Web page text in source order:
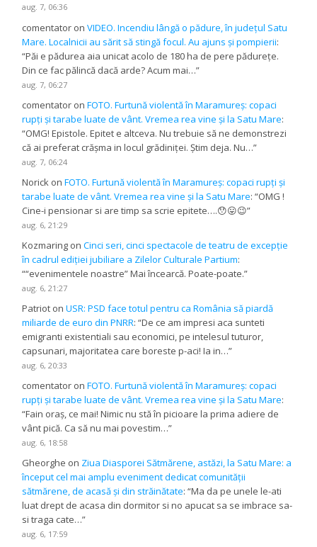
aug. 7, 06:36
comentator onVIDEO. Incendiu lângă o pădure, în județul Satu
Mare. Localnicii au sărit să stingă focul. Au ajuns și pompierii:
“Păi e pădurea aia unicat acolo de 180 ha de pere pădurețe.
Din ce fac pălincă dacă arde? Acum mai…”
aug. 7, 06:27
comentator onFOTO. Furtună violentă în Maramureș: copaci
rupți și tarabe luate de vânt. Vremea rea vine și la Satu Mare:
“OMG! Epistole. Epitet e altceva. Nu trebuie să ne demonstrezi
că ai preferat crășma in locul grădiniței. Știm deja. Nu…”
aug. 7, 06:24
Norick onFOTO. Furtună violentă în Maramureș: copaci rupți și
tarabe luate de vânt. Vremea rea vine și la Satu Mare: “OMG !
Cine-i pensionar si are timp sa scrie epitete….😯😛😉”
aug. 6, 21:29
Kozmaring onCinci seri, cinci spectacole de teatru de excepție
în cadrul ediției jubiliare a Zilelor Culturale Partium:
““evenimentele noastre” Mai încearcă. Poate-poate.”
aug. 6, 21:27
Patriot onUSR: PSD face totul pentru ca România să piardă
miliarde de euro din PNRR: “De ce am impresi aca sunteti
emigranti existentiali sau economici, pe intelesul tuturor,
capsunari, majoritatea care boreste p-aci! Ia in…”
aug. 6, 20:33
comentator onFOTO. Furtună violentă în Maramureș: copaci
rupți și tarabe luate de vânt. Vremea rea vine și la Satu Mare:
“Fain oraș, ce mai! Nimic nu stă în picioare la prima adiere de
vânt pică. Ca să nu mai povestim…”
aug. 6, 18:58
Gheorghe on Ziua Diasporei Sătmărene, astăzi, la Satu Mare: a
început cel mai amplu eveniment dedicat comunității
sătmărene, de acasă și din străinătate: “Ma da pe unele le-ati
luat drept de acasa din dormitor si no apucat sa se imbrace sa-
si traga cate…”
aug. 6, 17:59